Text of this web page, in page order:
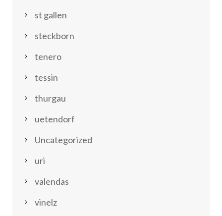
st gallen
steckborn
tenero
tessin
thurgau
uetendorf
Uncategorized
uri
valendas
vinelz